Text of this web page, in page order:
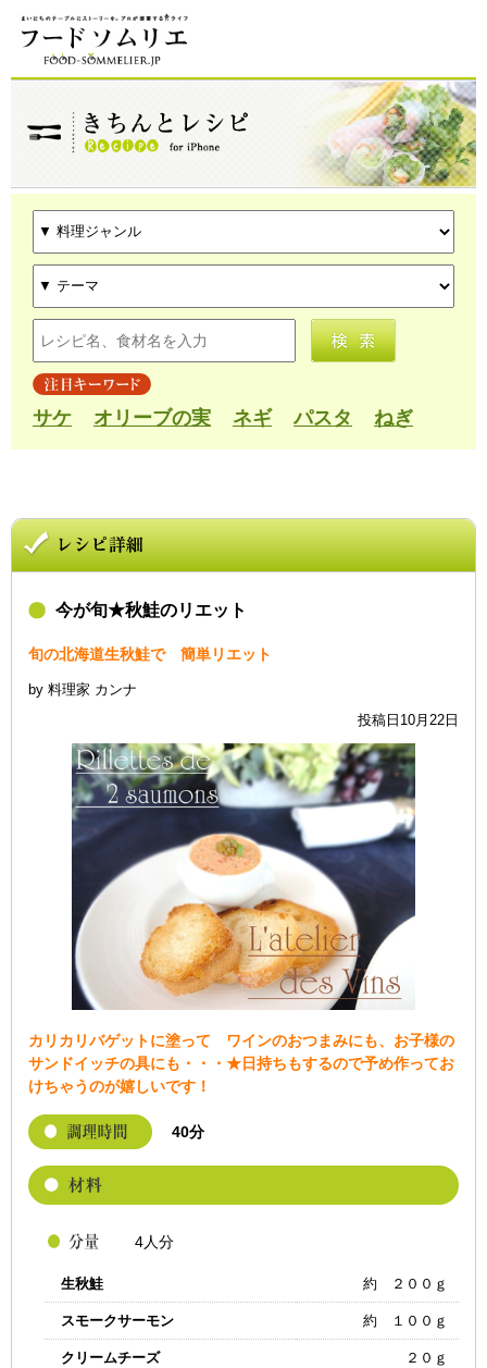
サケ オリーブの実 ネギ パスタ ねぎ
今が旬★秋鮭のリエット
旬の北海道生秋鮭で 簡単リエット
by 料理家 カンナ
投稿日10月22日
カリカリバゲットに塗って ワインのおつまみにも、お子様の
サンドイッチの具にも・・・★日持ちもするので予め作ってお
けちゃうのが嬉しいです！
40分
4人分
生秋鮭 約 ２００ｇ
スモークサーモン 約 １００ｇ
クリームチーズ ２０ｇ